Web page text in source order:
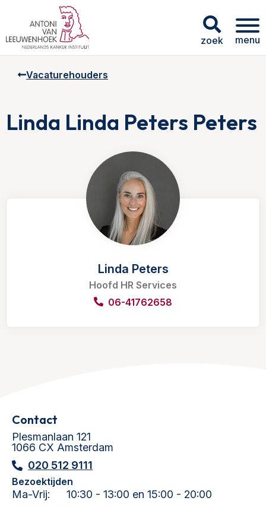
zoek menu
Vacaturehouders
Linda Linda Peters Peters
Linda Peters
Hoofd HR Services
06-41762658
Contact
Plesmanlaan 121
1066 CX Amsterdam
020 512 9111
Bezoektijden
Ma-Vrij:
10:30 - 13:00 en 15:00 - 20:00